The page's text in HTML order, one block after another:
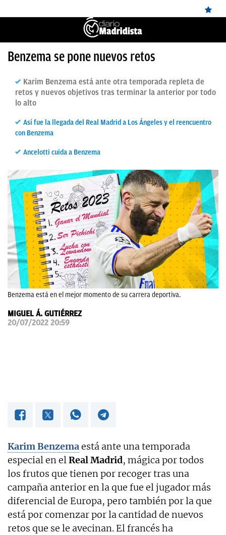
REAL
MADRID
BALONCESTO
DIRECTO
FEMENINO
PAPARAZZI
OKDIARIO
Benzema se pone nuevos retos
Karim Benzema está ante otra temporada repleta de
retos y nuevos objetivos tras terminar la anterior por todo
lo alto
Así fue la llegada del Real Madrid a Los Ángeles y el reencuentro
con Benzema
Ancelotti cuida a Benzema
Benzema está en el mejor momento de su carrera deportiva.
MIGUEL Á. GUTIÉRREZ
20/07/2022 20:59
KarimBenzemaestá ante una temporada
especial en elRealMadrid, mágica por todos
los frutos que tienen por recoger tras una
campaña anterior en la que fue el jugador más
diferencial de Europa, pero también por la que
está por comenzar por la cantidad de nuevos
retos que se le avecinan. El francés ha